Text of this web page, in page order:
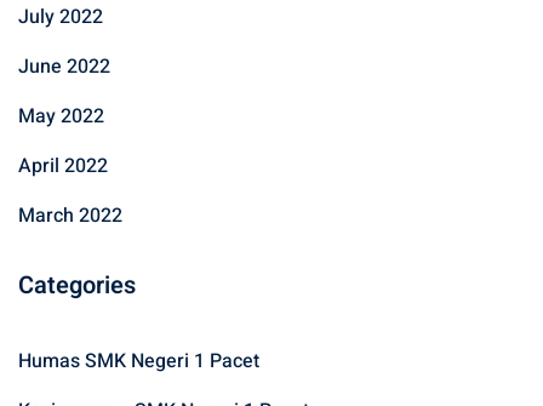
July 2022
June 2022
May 2022
April 2022
March 2022
Categories
Humas SMK Negeri 1 Pacet